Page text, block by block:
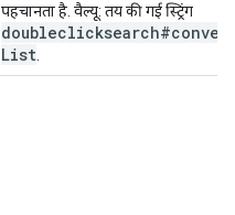
पहचानता है. वैल्यू: तय की गई स्ट्रिंग
List